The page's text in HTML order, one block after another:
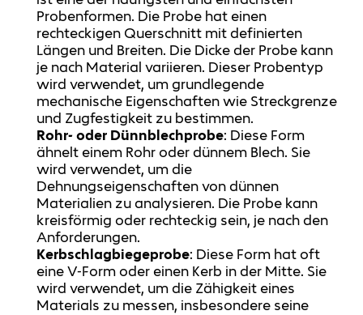
Probenformen. Die Probe hat einen
rechteckigen Querschnitt mit definierten
Längen und Breiten. Die Dicke der Probe kann
je nach Material variieren. Dieser Probentyp
wird verwendet, um grundlegende
mechanische Eigenschaften wie Streckgrenze
und Zugfestigkeit zu bestimmen.
Rohr- oder Dünnblechprobe: Diese Form
ähnelt einem Rohr oder dünnem Blech. Sie
wird verwendet, um die
Dehnungseigenschaften von dünnen
Materialien zu analysieren. Die Probe kann
kreisförmig oder rechteckig sein, je nach den
Anforderungen.
Kerbschlagbiegeprobe: Diese Form hat oft
eine V-Form oder einen Kerb in der Mitte. Sie
wird verwendet, um die Zähigkeit eines
Materials zu messen, insbesondere seine